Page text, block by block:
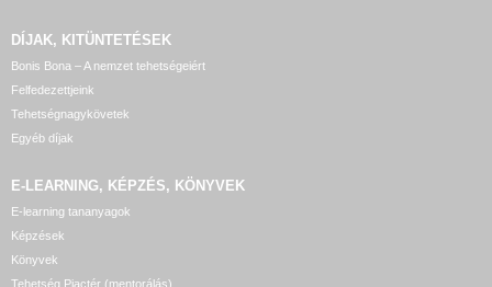
DÍJAK, KITÜNTETÉSEK
Bonis Bona – A nemzet tehetségeiért
Felfedezettjeink
Tehetségnagykövetek
Egyéb díjak
E-LEARNING, KÉPZÉS, KÖNYVEK
E-learning tananyagok
Képzések
Könyvek
Tehetség Piactér (mentorálás)